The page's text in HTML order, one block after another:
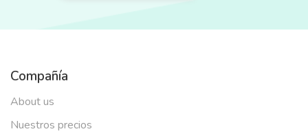
Compañía
About us
Nuestros precios